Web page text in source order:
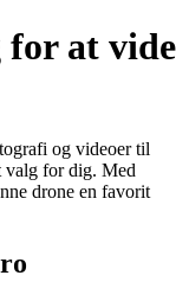
at vide
og videoer til
valg for dig. Med
drone en favorit